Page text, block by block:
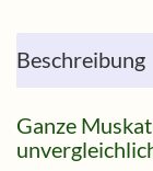
Beschreibung
Ganze